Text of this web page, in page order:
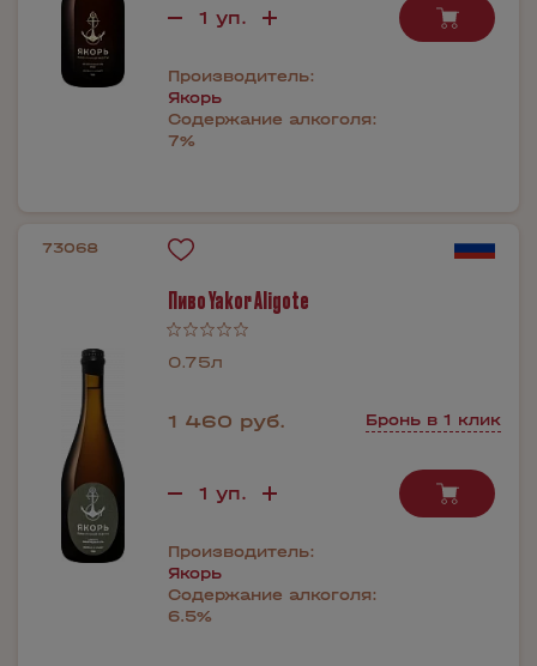
Производитель:
Якорь
Содержание алкоголя:
7%
73068
Пиво Yakor Aligote
0.75л
1 460 руб. Бронь в 1 клик
Производитель:
Якорь
Содержание алкоголя:
6.5%